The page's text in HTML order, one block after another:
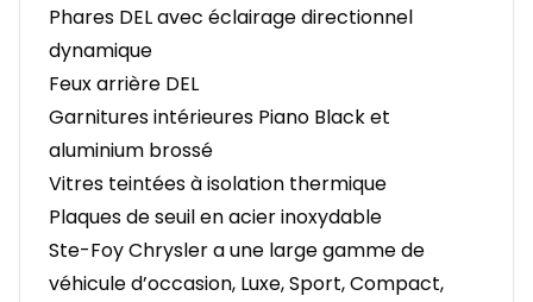
Phares DEL avec éclairage directionnel
dynamique
Feux arrière DEL
Garnitures intérieures Piano Black et
aluminium brossé
Vitres teintées à isolation thermique
Plaques de seuil en acier inoxydable
Ste-Foy Chrysler a une large gamme de
véhicule d’occasion, Luxe, Sport, Compact,